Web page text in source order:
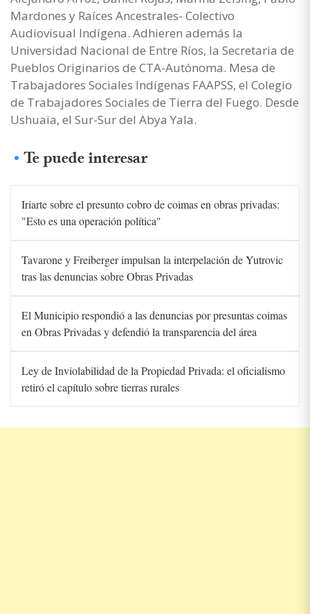
Mardones y Raíces Ancestrales- Colectivo
Audiovisual Indígena. Adhieren además la
Universidad Nacional de Entre Ríos, la Secretaria de
Pueblos Originarios de CTA-Autónoma. Mesa de
Trabajadores Sociales Indígenas FAAPSS, el Colegio
de Trabajadores Sociales de Tierra del Fuego. Desde
Ushuaia, el Sur-Sur del Abya Yala.
Te puede interesar
Iriarte sobre el presunto cobro de coimas en obras privadas:
"Esto es una operación política"
Tavarone y Freiberger impulsan la interpelación de Yutrovic
tras las denuncias sobre Obras Privadas
El Municipio respondió a las denuncias por presuntas coimas
en Obras Privadas y defendió la transparencia del área
Ley de Inviolabilidad de la Propiedad Privada: el oficialismo
retiró el capítulo sobre tierras rurales